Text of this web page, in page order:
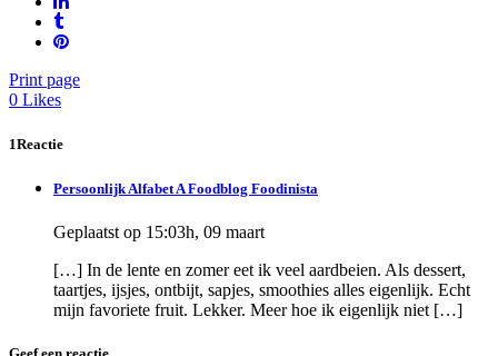
Print page
0 Likes
1Reactie
Persoonlijk Alfabet A Foodblog Foodinista
Geplaatst op 15:03h, 09 maart
[…] In de lente en zomer eet ik veel aardbeien. Als dessert,
taartjes, ijsjes, ontbijt, sapjes, smoothies alles eigenlijk. Echt
mijn favoriete fruit. Lekker. Meer hoe ik eigenlijk niet […]